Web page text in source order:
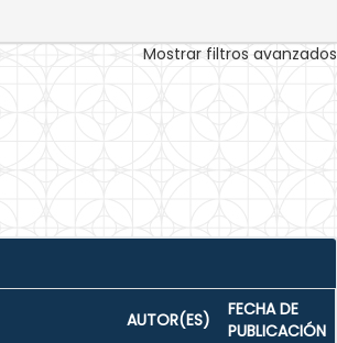
Mostrar filtros avanzados
AUTOR(ES)
FECHA DE
PUBLICACIÓN